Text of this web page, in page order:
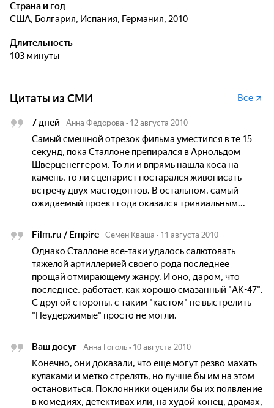
Страна и год
США, Болгария, Испания, Германия, 2010
Длительность
103 минуты
Цитаты из СМИ Все
7 дней Анна Федорова • 12 августа 2010
Самый смешной отрезок фильма уместился в те 15
секунд, пока Сталлоне препирался в Арнольдом
Шверценеггером. То ли и впрямь нашла коса на
камень, то ли сценарист постарался живописать
встречу двух мастодонтов. В остальном, самый
ожидаемый проект года оказался тривиальным...
Film.ru / Empire Семен Кваша • 11 августа 2010
Однако Сталлоне все-таки удалось салютовать
тяжелой артиллерией своего рода последнее
прощай отмирающему жанру. И оно, даром, что
последнее, работает, как хорошо смазанный "АК-47".
С другой стороны, с таким "кастом" не выстрелить
"Неудержимые" просто не могли.
Ваш досуг Анна Гоголь • 10 августа 2010
Конечно, они доказали, что еще могут резво махать
кулаками и метко стрелять, но лучше бы им на этом
остановиться. Поклонники оценили бы их появление
в комедиях, детективах или, на худой конец, драмах,